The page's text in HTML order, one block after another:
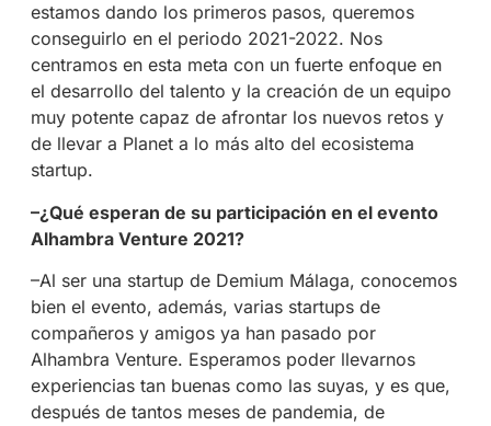
estamos dando los primeros pasos, queremos
conseguirlo en el periodo 2021-2022. Nos
centramos en esta meta con un fuerte enfoque en
el desarrollo del talento y la creación de un equipo
muy potente capaz de afrontar los nuevos retos y
de llevar a Planet a lo más alto del ecosistema
startup.
–¿Qué esperan de su participación en el evento
Alhambra Venture 2021?
–Al ser una startup de Demium Málaga, conocemos
bien el evento, además, varias startups de
compañeros y amigos ya han pasado por
Alhambra Venture. Esperamos poder llevarnos
experiencias tan buenas como las suyas, y es que,
después de tantos meses de pandemia, de